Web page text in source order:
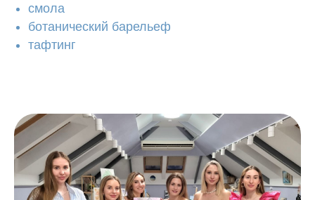
смола
ботанический барельеф
тафтинг